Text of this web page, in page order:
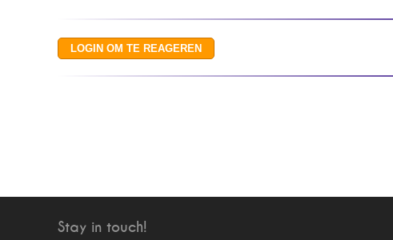
Stay in touch!